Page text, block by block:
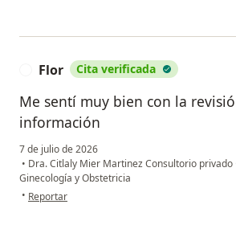
Flor Cita verificada
Me sentí muy bien con la
información
7 de julio de 2026
• Dra. Citlaly Mier Martinez Consultorio privado
Ginecología y Obstetricia
• en opinión del usuario Flor
Reportar